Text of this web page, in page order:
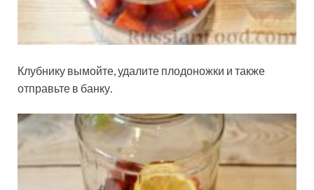
Клубнику вымойте, удалите плодоножки и также
отправьте в банку.